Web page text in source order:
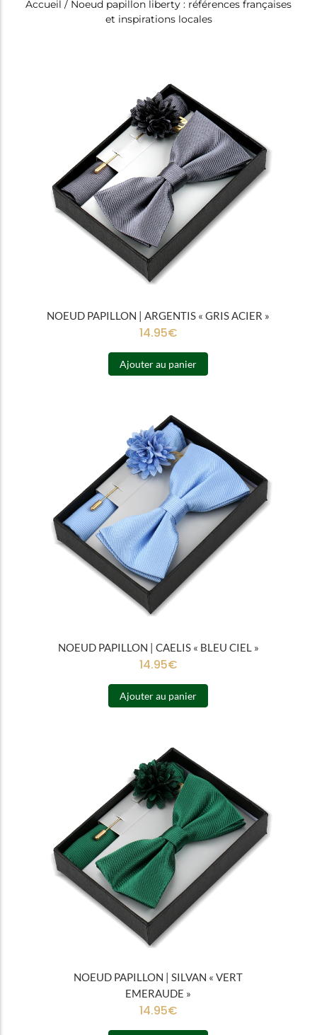
Accueil / Noeud papillon liberty : références françaises
et inspirations locales
NOEUD PAPILLON | ARGENTIS « GRIS ACIER »
14.95€
Ajouter au panier
NOEUD PAPILLON | CAELIS « BLEU CIEL »
14.95€
Ajouter au panier
NOEUD PAPILLON | SILVAN « VERT
EMERAUDE »
14.95€